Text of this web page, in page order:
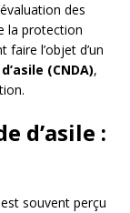
des
la protection
faire l’objet d’un
(CNDA),
d’asile :
souvent perçu